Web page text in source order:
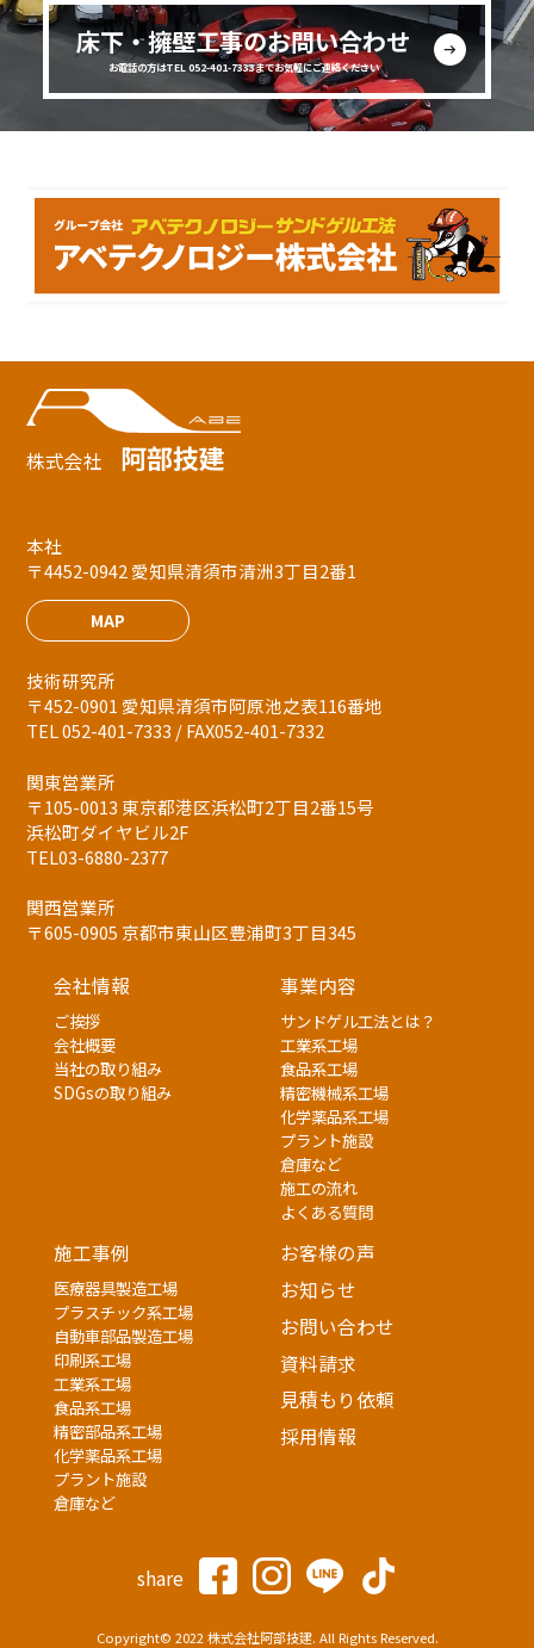
床下・擁壁工事のお問い合わせ
お電話の方はTEL 052-401-7333までお気軽にご連絡ください
株式会社 阿部技建
本社
〒4452-0942 愛知県清須市清洲3丁目2番1
MAP
技術研究所
〒452-0901 愛知県清須市阿原池之表116番地
TEL 052-401-7333 / FAX052-401-7332
関東営業所
〒105-0013 東京都港区浜松町2丁目2番15号
浜松町ダイヤビル2F
TEL03-6880-2377
関西営業所
〒605-0905 京都市東山区豊浦町3丁目345
会社情報
ご挨拶
会社概要
当社の取り組み
SDGsの取り組み
事業内容
サンドゲル工法とは？
工業系工場
食品系工場
精密機械系工場
化学薬品系工場
プラント施設
倉庫など
施工の流れ
よくある質問
施工事例
医療器具製造工場
プラスチック系工場
自動車部品製造工場
印刷系工場
工業系工場
食品系工場
精密部品系工場
化学薬品系工場
プラント施設
倉庫など
お客様の声
お知らせ
お問い合わせ
資料請求
見積もり依頼
採用情報
share
Copyright© 2022 株式会社阿部技建. All Rights Reserved.